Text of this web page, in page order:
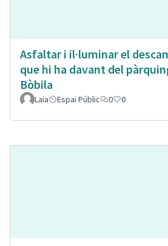
Asfaltar i il·luminar el
que hi ha davant del
Bòbila
Laia Espai Públic 0 0